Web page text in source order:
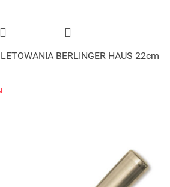
BERLINGER HAUS 22cm